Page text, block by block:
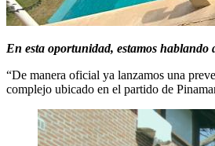
En esta oportunidad, estamos hablando
“De manera oficial ya lanzamos una
complejo ubicado en el partido de